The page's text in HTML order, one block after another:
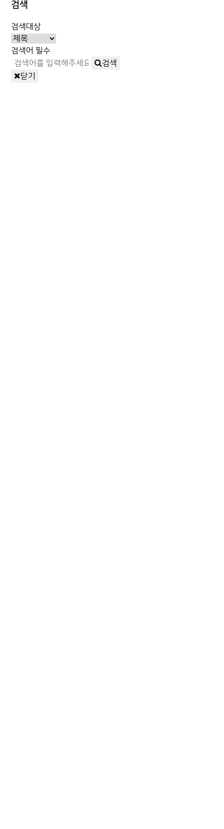
검색
검색대상
검색어 필수
검색
닫기